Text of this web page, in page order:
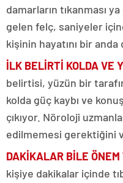
damarların tıkanması
gelen felç, saniyeler
kişinin hayatını bir
İLK BELİRTİ KOLDA VE
belirtisi, yüzün bir
kolda güç kaybı ve
çıkıyor. Nöroloji
edilmemesi gerektiğini
DAKİKALAR BİLE ÖNEM
kişiye dakikalar içinde